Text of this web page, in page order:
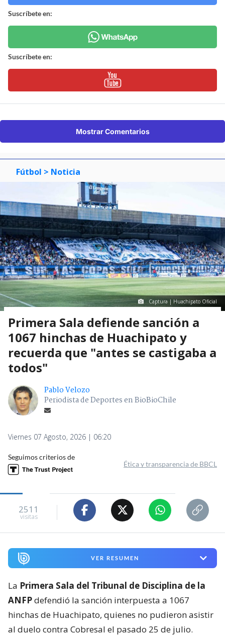
Suscríbete en:
Suscríbete en:
Mostrar Comentarios
Fútbol > Noticia
Captura | Huachipato Oficial
Primera Sala defiende sanción a
1067 hinchas de Huachipato y
recuerda que "antes se castigaba a
todos"
Pablo Velozo
Periodista de Deportes en BioBioChile
Viernes 07 Agosto, 2026 | 06:20
Seguimos criterios de
Ética y transparencia de BBCL
2511
visitas
VER RESUMEN
La Primera Sala del Tribunal de Disciplina de la
ANFPdefendió la sanción interpuesta a 1067
hinchas de Huachipato, quienes no pudieron asistir
al duelo contra Cobresal el pasado 25 de julio.